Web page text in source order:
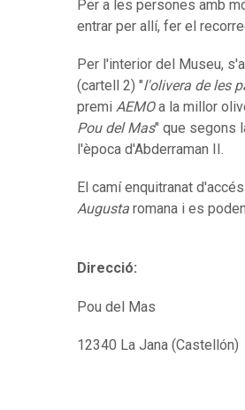
Per a les persones amb
entrar per allí, fer el
Per l'interior del Museu,
(cartell 2) "l'olivera de les
premi AEMOa la millor
Pou del Mas" que segons
l'època d'Abderraman II.
El camí enquitranat
Augusta romana i es
Direcció:
Pou del Mas
12340 La Jana (Castellón)